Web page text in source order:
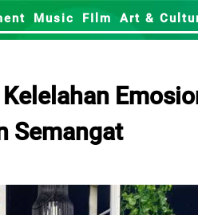
Music FIlm Art &
Semangat